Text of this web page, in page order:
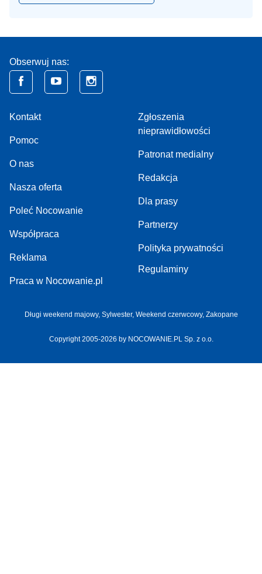
Obserwuj nas:
Kontakt
Pomoc
O nas
Nasza oferta
Poleć Nocowanie
Współpraca
Reklama
Praca w Nocowanie.pl
Zgłoszenia
nieprawidłowości
Patronat medialny
Redakcja
Dla prasy
Partnerzy
Polityka prywatności
Regulaminy
Długi weekend majowy, Sylwester, Weekend czerwcowy, Zakopane
Copyright 2005-2026 by NOCOWANIE.PL Sp. z o.o.